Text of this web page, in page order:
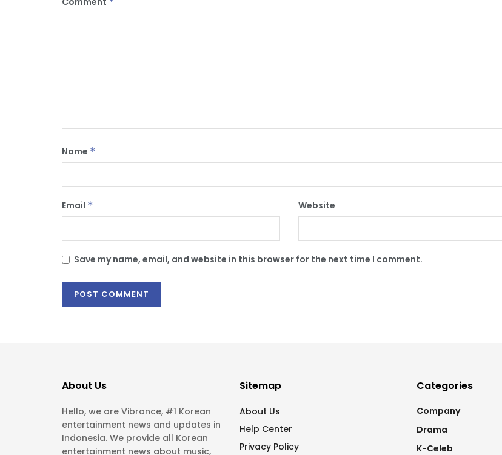
Name *
Email * Website
Save my name, email, and website in this browser for the next time I comment.
About Us
Hello, we are Vibrance, #1 Korean
entertainment news and updates in
Indonesia. We provide all Korean
entertainment news about music,
Sitemap
About Us
Help Center
Privacy Policy
Categories
Company
Drama
K-Celeb